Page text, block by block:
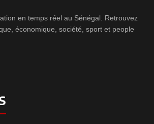
en temps réel au Sénégal. Retrouvez
économique, société, sport et people